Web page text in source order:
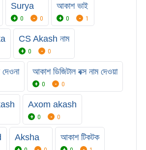
Surya
0 0
আকাশ ভাই
0 1
CS Akash নাম
0 0
আকাশ ডিজিটাল বক্স নাম দেওয়া
0 0
Axom akash
0 0
Aksha আকাশ টিকটক